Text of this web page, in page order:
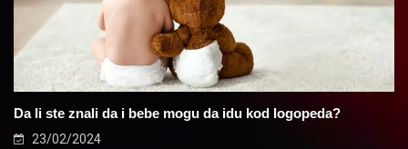
Da li ste znali da i bebe mogu da idu kod logopeda?
23/02/2024